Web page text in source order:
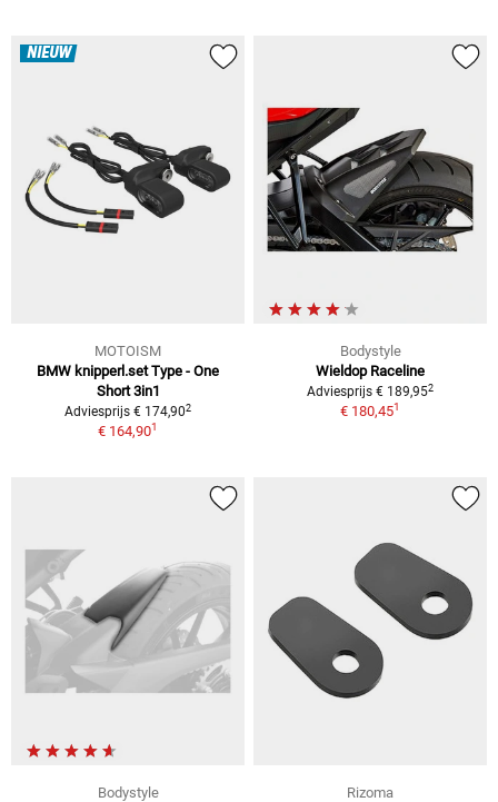
NIEUW
MOTOISM
BMW knipperl.set Type - One
Short 3in1
Adviesprijs € 174,902
€ 164,901
Bodystyle
Wieldop Raceline
Adviesprijs € 189,952
€ 180,451
Bodystyle
Rizoma